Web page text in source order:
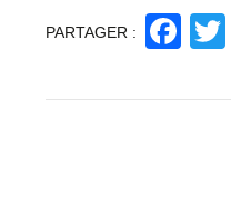
PARTAGER :